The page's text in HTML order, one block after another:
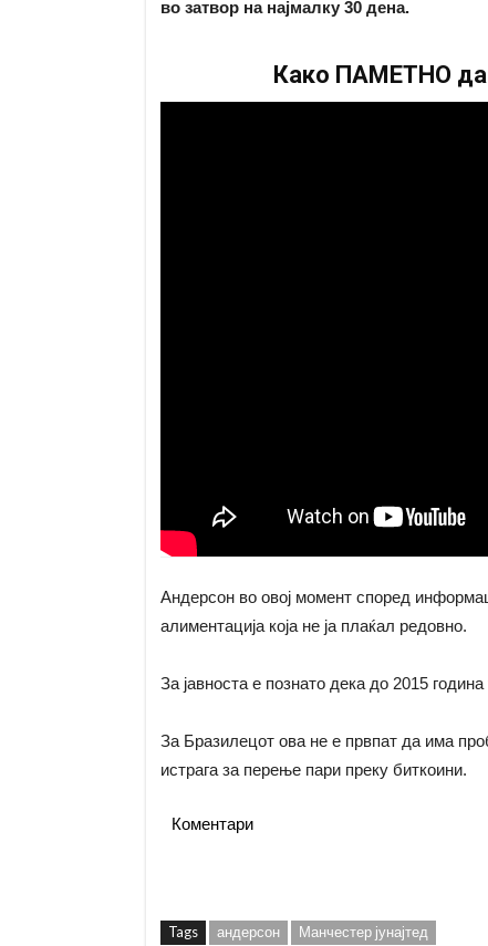
во затвор на најмалку 30 дена.
Како ПАМЕТНО да
Андерсон во овој момент според
алиментација која не ја плаќал редовно.
За јавноста е познато дека до 2015
За Бразилецот ова не е првпат да има
истрага за перење пари преку биткоини.
Коментари
Tags андерсон Манчестер јунајтед